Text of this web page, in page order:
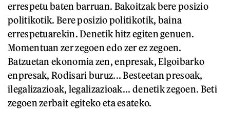
errespetu baten barruan. Bakoitzak bere posizio
politikotik. Bere posizio politikotik, baina
errespetuarekin. Denetik hitz egiten genuen.
Momentuan zer zegoen edo zer ez zegoen.
Batzuetan ekonomia zen, enpresak, Elgoibarko
enpresak, Rodisari buruz... Besteetan presoak,
ilegalizazioak, legalizazioak... denetik zegoen. Beti
zegoen zerbait egiteko eta esateko.